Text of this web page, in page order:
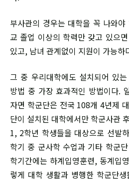
부사관의 경우는 대학을 꼭 나와
교 졸업 이상의 학력만 갖고 있으
있고, 남녀 관계없이 지원이 가능하
그 중 우리대학에도 설치되어 있
방법 중 가장 효과적인 방법이다.
자면 학군단은 전국 108개 4년제
단이 설치된 대학에서만 학군사관
1, 2학년 학생들을 대상으로 선발
학기 중 군사학 수업과 기타 학군
학기간에는 하계입영훈련, 동계입
렇게 대학 생활과 병행한 학군단